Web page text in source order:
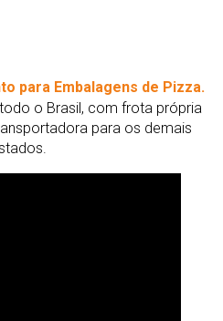
para Embalagens de Pizza.
o Brasil, com frota própria
para os demais